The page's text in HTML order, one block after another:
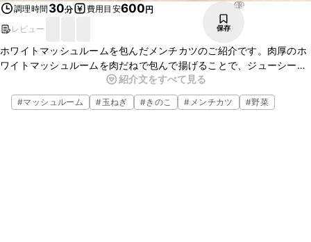
調理時間 30分 費用目安600円
レビュー
43
保存
ホワイトマッシュルームを包んだメンチカツのご紹介です。肉厚のホ
ワイトマッシュルームを肉だねで包んで揚げることで、ジューシーで
一味違うメンチカツに仕上がります。今夜の一品にいかがでしょう
か。ぜひ、お試しください。
紹介文をすべて見る
#マッシュルーム #玉ねぎ #きのこ # メンチカツ #野菜